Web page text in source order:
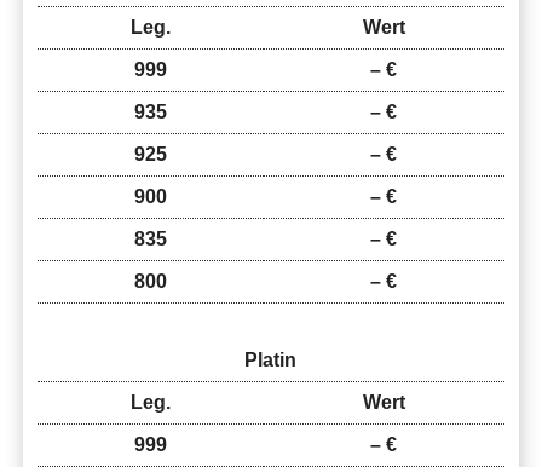
Leg. Wert
999 – €
935 – €
925 – €
900 – €
835 – €
800 – €
Platin
Leg. Wert
999 – €